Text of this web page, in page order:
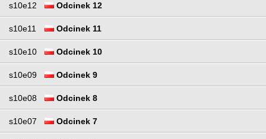
s10e12 Odcinek 12
s10e11 Odcinek 11
s10e10 Odcinek 10
s10e09 Odcinek 9
s10e08 Odcinek 8
s10e07 Odcinek 7